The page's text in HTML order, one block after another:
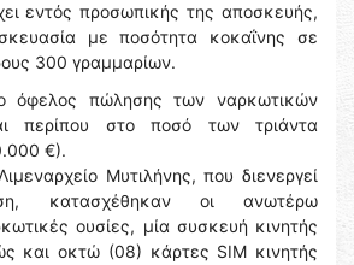
εντός προσωπικής της αποσκευής,
με ποσότητα κοκαΐνης σε
300 γραμμαρίων.
όφελος πώλησης των ναρκωτικών
περίπου στο ποσό των τριάντα
€).
Μυτιλήνης, που διενεργεί
κατασχέθηκαν οι ανωτέρω
ουσίες, μία συσκευή κινητής
και οκτώ (08) κάρτες SIM κινητής